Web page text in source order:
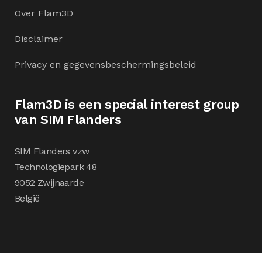
Over Flam3D
Disclaimer
Privacy en gegevensbeschermingsbeleid
Flam3D is een special interest group
van SIM Flanders
SIM Flanders vzw
Technologiepark 48
9052 Zwijnaarde
België